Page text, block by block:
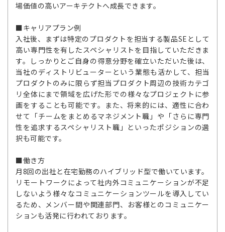
場価値の高いアーキテクトへ成長できます。
■キャリアプラン例
入社後、まずは特定のプロダクトを担当する製品SEとして
高い専門性を有したスペシャリストを目指していただきま
す。しっかりとご自身の得意分野を確立いただいた後は、
当社のディストリビューターという業態も活かして、担当
プロダクトのみに限らず担当プロダクト周辺の技術カテゴ
リ全体にまで領域を広げた形での様々なプロジェクトに参
画をすることも可能です。また、将来的には、適性に合わ
せて「チームをまとめるマネジメント職」や「さらに専門
性を追求するスペシャリスト職」といったポジションの選
択も可能です。
■働き方
月8回の出社と在宅勤務のハイブリッド型で働いています。
リモートワークによって社内外コミュニケーションが不足
しないよう様々なコミュニケーションツールを導入してい
るため、メンバー間や関連部門、お客様とのコミュニケー
ションも活発に行われております。